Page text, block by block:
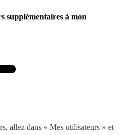
supplémentaires à mon
allez dans « Mes utilisateurs » et